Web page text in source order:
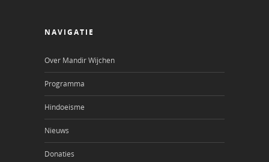
NAVIGATIE
Over Mandir Wijchen
Programma
Hindoeisme
Nieuws
Donaties